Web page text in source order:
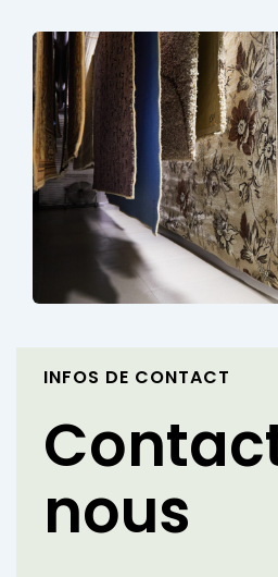
INFOS DE CONTACT
nous